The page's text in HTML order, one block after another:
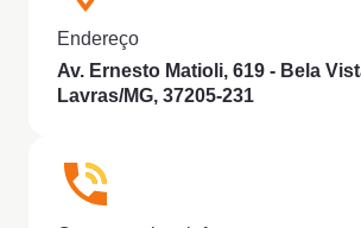
Endereço
Av. Ernesto Matioli, 619 - Bela
Lavras/MG, 37205-231